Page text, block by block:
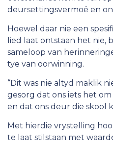
deursettingsvermoë en
Hoewel daar nie een
lied laat ontstaan het nie,
sameloop van
tye van oorwinning.
“Dit was nie altyd maklik
gesorg dat ons iets het
en dat ons deur die skool
Met hierdie vrystelling
te laat stilstaan met